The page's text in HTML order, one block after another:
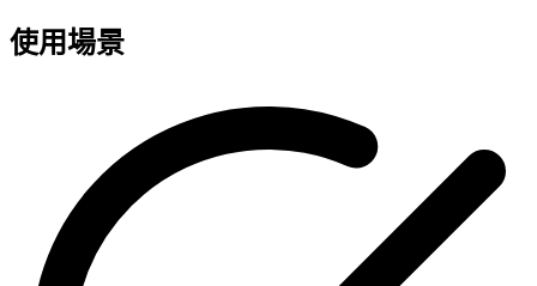
使用場景